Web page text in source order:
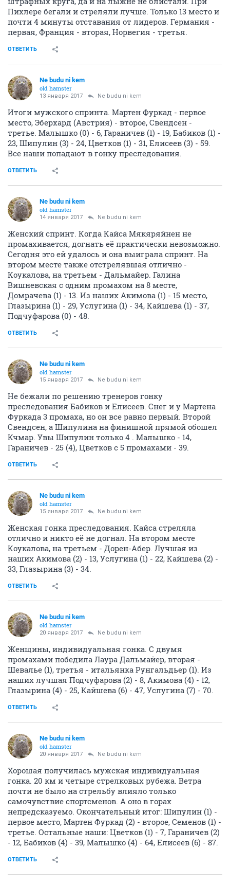
Пихлере бегали и стреляли лучше. Только 13 место и
почти 4 минуты отставания от лидеров. Германия -
первая, Франция - вторая, Норвегия - третья.
ОТВЕТИТЬ
Ne budu ni kem
old hamster
13 января 2017 Ne budu ni kem
Итоги мужского спринта. Мартен Фуркад - первое
место, Эберхард (Австрия) - второе, Свендсен -
третье. Малышко (0) - 6, Гараничев (1) - 19, Бабиков (1) -
23, Шипулин (3) - 24, Цветков (1) - 31, Елисеев (3) - 59.
Все наши попадают в гонку преследования.
ОТВЕТИТЬ
Ne budu ni kem
old hamster
14 января 2017 Ne budu ni kem
Женский спринт. Когда Кайса Мякяряйнен не
промахивается, догнать её практически невозможно.
Сегодня это ей удалось и она выиграла спринт. На
втором месте также отстрелявшая отлично -
Коукалова, на третьем - Дальмайер. Галина
Вишневская с одним промахом на 8 месте,
Домрачева (1) - 13. Из наших Акимова (1) - 15 место,
Глазырина (1) - 29, Услугина (1) - 34, Кайшева (1) - 37,
Подчуфарова (0) - 48.
ОТВЕТИТЬ
Ne budu ni kem
old hamster
15 января 2017 Ne budu ni kem
Не бежали по решению тренеров гонку
преследования Бабиков и Елисеев. Снег и у Мартена
Фуркада 3 промаха, но он все равно первый. Второй
Свендсен, а Шипулина на финишной прямой обошел
Кчмар. Увы Шипулин только 4 . Малышко - 14,
Гараничев - 25 (4), Цветков с 5 промахами - 39.
ОТВЕТИТЬ
Ne budu ni kem
old hamster
15 января 2017 Ne budu ni kem
Женская гонка преследования. Кайса стреляла
отлично и никто её не догнал. На втором месте
Коукалова, на третьем - Дорен-Абер. Лучшая из
наших Акимова (2) - 13, Услугина (1) - 22, Кайшева (2) -
33, Глазырина (3) - 34.
ОТВЕТИТЬ
Ne budu ni kem
old hamster
20 января 2017 Ne budu ni kem
Женщины, индивидуальная гонка. С двумя
промахами победила Лаура Дальмайер, вторая -
Шевалье (1), третья - итальянка Рунгальдьер (1). Из
наших лучшая Подчуфарова (2) - 8, Акимова (4) - 12,
Глазырина (4) - 25, Кайшева (6) - 47, Услугина (7) - 70.
ОТВЕТИТЬ
Ne budu ni kem
old hamster
20 января 2017 Ne budu ni kem
Хорошая получилась мужская индивидуальная
гонка. 20 км и четыре стрелковых рубежа. Ветра
почти не было на стрельбу влияло только
самочувствие спортсменов. А оно в горах
непредсказуемо. Окончательный итог: Шипулин (1) -
первое место, Мартен Фуркад (2) - второе, Семенов (1) -
третье. Остальные наши: Цветков (1) - 7, Гараничев (2)
- 12, Бабиков (4) - 39, Малышко (4) - 64, Елисеев (6) - 87.
ОТВЕТИТЬ